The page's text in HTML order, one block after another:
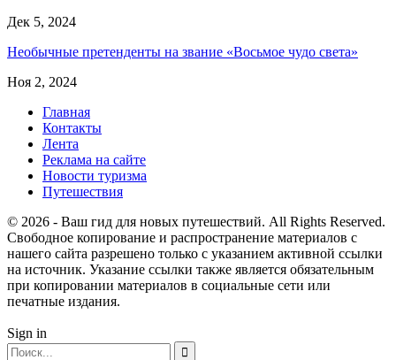
Дек 5, 2024
Необычные претенденты на звание «Восьмое чудо света»
Ноя 2, 2024
Главная
Контакты
Лента
Реклама на сайте
Новости туризма
Путешествия
© 2026 - Ваш гид для новых путешествий. All Rights Reserved.
Свободное копирование и распространение материалов с
нашего сайта разрешено только с указанием активной ссылки
на источник. Указание ссылки также является обязательным
при копировании материалов в социальные сети или
печатные издания.
Sign in